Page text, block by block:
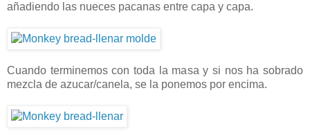
añadiendo las nueces pacanas entre capa y capa.
Cuando terminemos con toda la masa y si nos ha sobrado
mezcla de azucar/canela, se la ponemos por encima.